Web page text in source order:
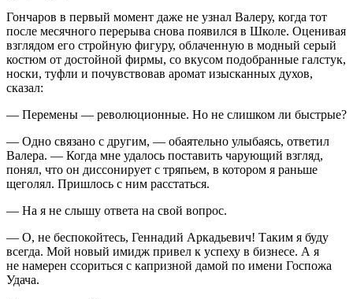
Гончаров в первый момент даже не узнал Валеру, когда тот
после месячного перерыва снова появился в Школе. Оценивая
взглядом его стройную фигуру, облаченную в модный серый
костюм от достойной фирмы, со вкусом подобранные галстук,
носки, туфли и почувствовав аромат изысканных духов,
сказал:
— Перемены — революционные. Но не слишком ли быстрые?
— Одно связано с другим, — обаятельно улыбаясь, ответил
Валера. — Когда мне удалось поставить чарующий взгляд,
понял, что он диссонирует с тряпьем, в котором я раньше
щеголял. Пришлось с ним расстаться.
— На я не слышу ответа на свой вопрос.
— О, не беспокойтесь, Геннадий Аркадьевич! Таким я буду
всегда. Мой новый имидж привел к успеху в бизнесе. А я
не намерен ссориться с капризной дамой по имени Госпожа
Удача.